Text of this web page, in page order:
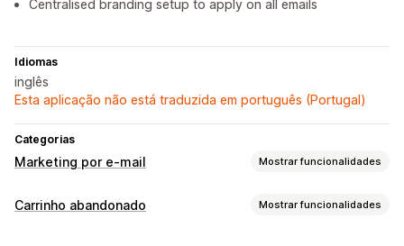
Centralised branding setup to apply on all emails
Idiomas
inglês
Esta aplicação não está traduzida em português (Portugal)
Categorias
Marketing por e-mail Mostrar funcionalidades
Tipos de campanhas
Carrinho abandonado Mostrar funcionalidades